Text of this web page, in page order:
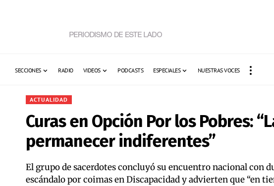
SECCIONES RADIO VIDEOS PODCASTS ESPECIALES NUESTRAS VOCES
ACTUALIDAD
Curas en Opción Por los Pobres:
permanecer indiferentes”
El grupo de sacerdotes concluyó su encuentro nacional con
escándalo por coimas en Discapacidad y advierten que “en